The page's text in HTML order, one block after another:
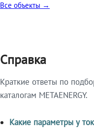
Все объекты →
Справка
Краткие ответы по
каталогам METAENERGY.
Какие параметры у